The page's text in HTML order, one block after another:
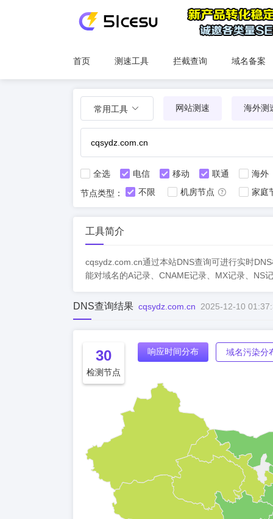
首页 测速工具 拦截查询 域名备案
常用工具 网站测速 海外测
全选 电信 移动 联通
海外
节点类型：
不限 机房节点 家庭
工具简介
cqsydz.com.cn通过本站DNS查询可进行实时
能对域名的A记录、CNAME记录、MX记录、NS
DNS查询结果 cqsydz.com.cn 2025-12-10
30
检测节点
响应时间分布 域名污染分